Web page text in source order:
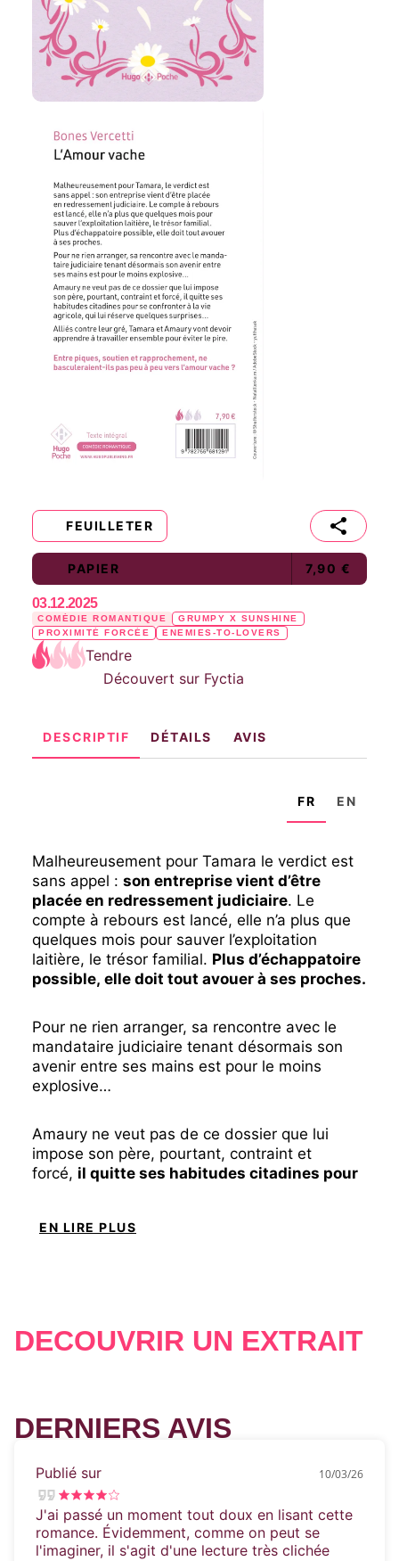
FEUILLETER
PAPIER 7,90 €
03.12.2025
COMÉDIE ROMANTIQUE
GRUMPY X SUNSHINE
PROXIMITÉ FORCÉE
ENEMIES-TO-LOVERS
Tendre
Découvert sur Fyctia
DESCRIPTIF DÉTAILS AVIS
FR EN
Malheureusement pour Tamara le verdict est
sans appel : son entreprise vient d’être
placée en redressement judiciaire. Le
compte à rebours est lancé, elle n’a plus que
quelques mois pour sauver l’exploitation
laitière, le trésor familial. Plus d’échappatoire
possible, elle doit tout avouer à ses proches.
Pour ne rien arranger, sa rencontre avec le
mandataire judiciaire tenant désormais son
avenir entre ses mains est pour le moins
explosive…
Amaury ne veut pas de ce dossier que lui
impose son père, pourtant, contraint et
forcé, il quitte ses habitudes citadines pour
Entre piques, soutien et rapprochement, ne
EN LIRE PLUS
DÉCOUVRIR UN EXTRAIT
DERNIERS AVIS
Publié sur 10/03/26
J'ai passé un moment tout doux en lisant cette
romance. Évidemment, comme on peut se
l'imaginer, il s'agit d'une lecture très clichée